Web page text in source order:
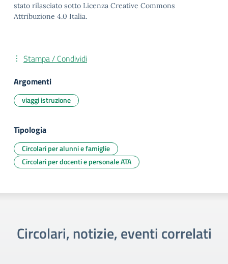
stato rilasciato sotto Licenza Creative Commons
Attribuzione 4.0 Italia.
Stampa / Condividi
Argomenti
viaggi istruzione
Tipologia
Circolari per alunni e famiglie
Circolari per docenti e personale ATA
Circolari, notizie, eventi correlati